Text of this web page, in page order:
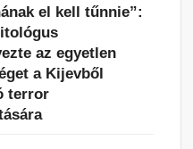
el kell tűnnie”:
az egyetlen
a Kijevből
terror